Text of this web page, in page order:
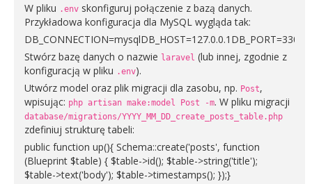
W pliku .env skonfiguruj połączenie z bazą danych.
Przykładowa konfiguracja dla MySQL wygląda tak:
Stwórz bazę danych o nazwie laravel (lub innej, zgodnie z
konfiguracją w pliku .env).
Utwórz model oraz plik migracji dla zasobu, np. Post,
wpisując: php artisan make:model Post -m. W pliku migracji
database/migrations/YYYY_MM_DD_create_posts_table.php
zdefiniuj strukturę tabeli:
public function up(){ Schema::create('posts', function
(Blueprint $table) { $table->id(); $table->string('title');
$table->text('body'); $table->timestamps(); });}